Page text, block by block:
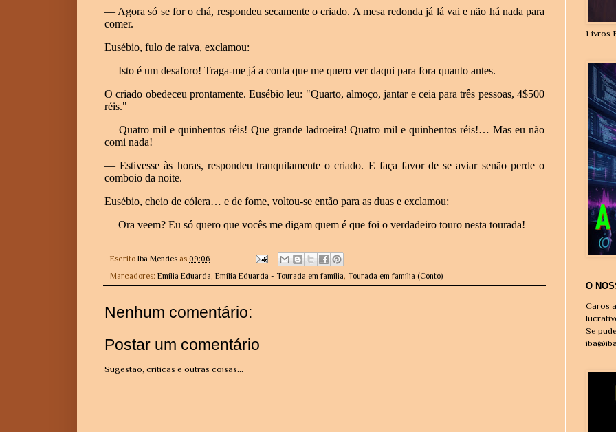
— Agora só se for o chá, respondeu secamente o criado. A mesa redonda já lá vai e não há nada para
comer.
Eusébio, fulo de raiva, exclamou:
— Isto é um desaforo! Traga-me já a conta que me quero ver daqui para fora quanto antes.
O criado obedeceu prontamente. Eusébio leu: "Quarto, almoço, jantar e ceia para três pessoas, 4$500
réis."
— Quatro mil e quinhentos réis! Que grande ladroeira! Quatro mil e quinhentos réis!… Mas eu não
comi nada!
— Estivesse às horas, respondeu tranquilamente o criado. E faça favor de se aviar senão perde o
comboio da noite.
Eusébio, cheio de cólera… e de fome, voltou-se então para as duas e exclamou:
— Ora veem? Eu só quero que vocês me digam quem é que foi o verdadeiro touro nesta tourada!
Escrito Iba Mendes às 09:06
Marcadores: Emília Eduarda, Emília Eduarda - Tourada em família, Tourada em família (Conto)
Nenhum comentário:
Postar um comentário
Sugestão, críticas e outras coisas...
Livros
O
Caros
Se